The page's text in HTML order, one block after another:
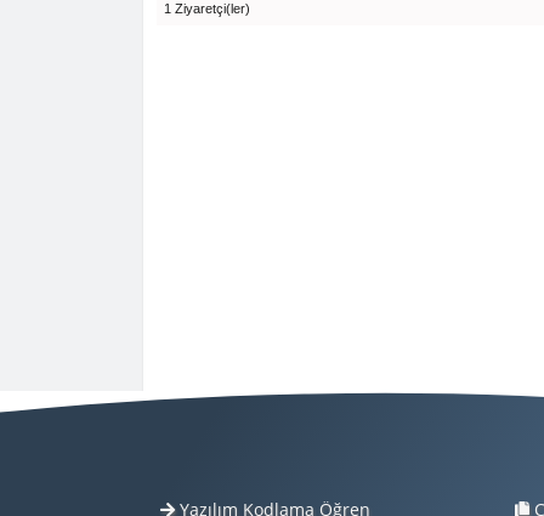
1 Ziyaretçi(ler)
Yazılım Kodlama Öğren